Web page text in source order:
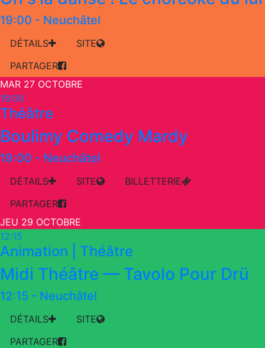
19:00 - Neuchâtel
DÉTAILS
SITE
PARTAGER
MAR 27 OCTOBRE
19:00
Théâtre
Boulimy Comedy Mardy
19:00 - Neuchâtel
DÉTAILS SITE
BILLETTERIE
PARTAGER
JEU 29 OCTOBRE
12:15
Animation | Théâtre
Midi Théâtre — Tavolo Pour Drü
12:15 - Neuchâtel
DÉTAILS
SITE
PARTAGER